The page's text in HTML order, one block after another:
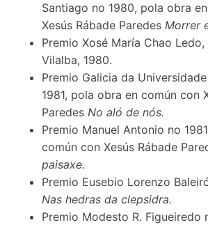
Santiago no 1980, pola obra
Xesús Rábade Paredes Morrer
Premio Xosé María Chao
Vilalba, 1980.
Premio Galicia da
1981, pola obra en común con
Paredes No aló de nós.
Premio Manuel Antonio no
común con Xesús Rábade
paisaxe.
Premio Eusebio Lorenzo
Nas hedras da clepsidra.
Premio Modesto R. Figueiredo